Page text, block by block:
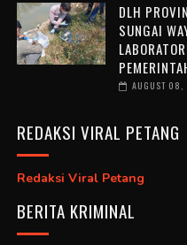
DLH
SUNGAI
AUGUST
REDAKSI VIRAL PETANG
Redaksi Viral Petang
BERITA KRIMINAL